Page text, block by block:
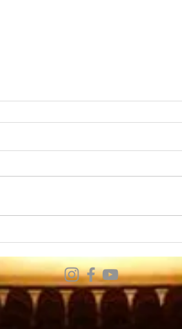
演奏動画〜Et incarnatus
est モーツァルト《ミサ ハ
短調 K.427》より